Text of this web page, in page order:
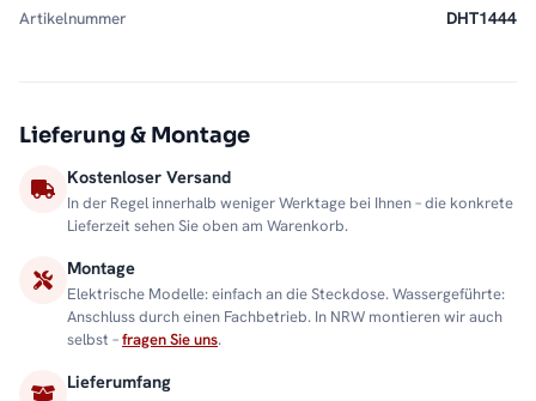
Artikelnummer DHT1444
Lieferung & Montage
Kostenloser Versand
In der Regel innerhalb weniger Werktage bei Ihnen – die konkrete
Lieferzeit sehen Sie oben am Warenkorb.
Montage
Elektrische Modelle: einfach an die Steckdose. Wassergeführte:
Anschluss durch einen Fachbetrieb. In NRW montieren wir auch
selbst –fragen Sie uns.
Lieferumfang